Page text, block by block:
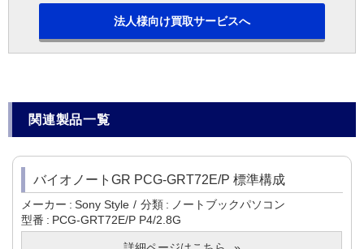
法人様向け買取サービスへ
関連製品一覧
バイオノートGR PCG-GRT72E/P 標準構成
メーカー Sony Style 分類
ノートブックパソコン
型番
PCG-GRT72E/P P4/2.8G